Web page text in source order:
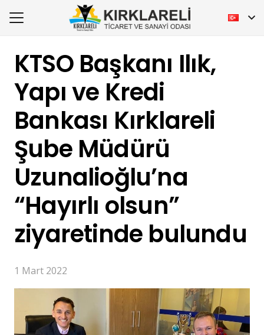
KTSO Başkanı Ilık,
Yapı ve Kredi
Bankası Kırklareli
Şube Müdürü
Uzunalioğlu’na
“Hayırlı olsun”
ziyaretinde bulundu
1 Mart 2022